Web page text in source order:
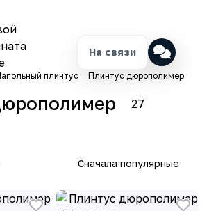
плинтус Плинтус дюрополимер
27
Сначала популярные
На связи